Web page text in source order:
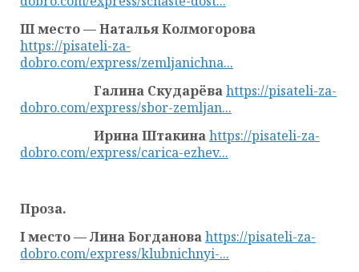
III место — Наталья Колмогорова
https://pisateli-za-
dobro.com/express/zemljanichna...
Галина Скударёваhttps://pisateli-za-
dobro.com/express/sbor-zemljan...
Ирина Штакинаhttps://pisateli-za-
dobro.com/express/carica-ezhev...
Проза.
I место — Лина Богдановаhttps://pisateli-za-
dobro.com/express/klubnichnyi-...